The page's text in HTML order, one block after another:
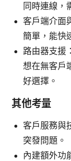
同時連線，
客戶端介面
簡單，能快
路由器支援
想在無客戶
好選擇。
其他考量
客戶服務與
突發問題。
內建額外功